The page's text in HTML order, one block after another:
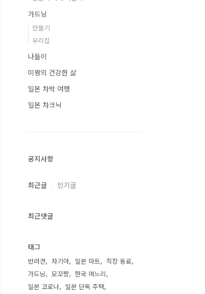
가드닝
만들기
우리집
나들이
미짱의 건강한 삶
일본 차박 여행
일본 차크닉
공지사항
최근글 인기글
최근댓글
태그
반려견 자기야 일본 마트
직장 동료
가드닝
모꼬짱
한국 며느리
일본 코로나
일본 단독 주택